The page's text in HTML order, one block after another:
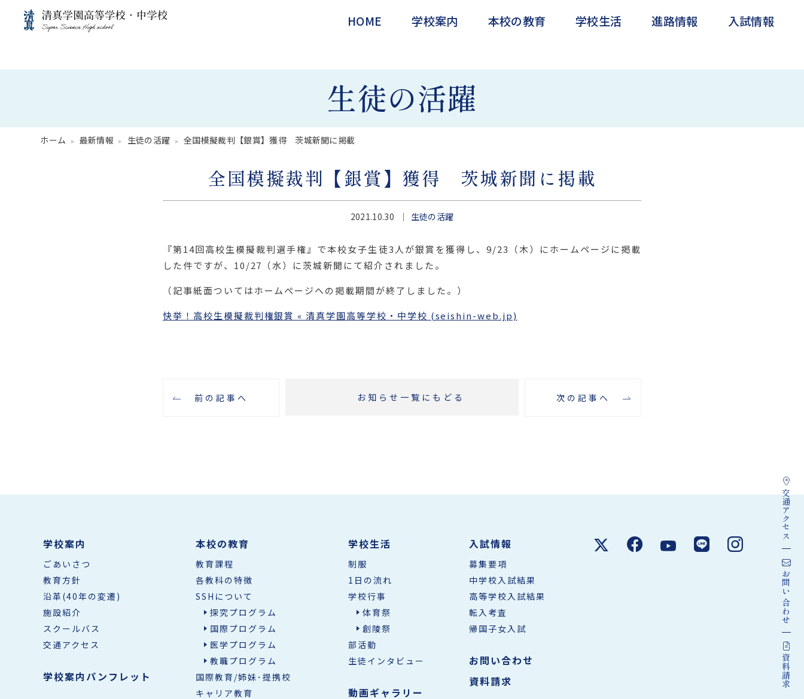
HOME 学校案内
交通アクセス 本校の教育 学校生活
生徒インタビュー 進路情報
卒業生の声 入試情報
帰国子女入試
交通
アクセス
お問い
合わせ
資料請求
生徒の活躍
ホーム 最新情報 生徒の活躍 全国模擬裁判【銀賞】獲得 茨城新聞に掲載
全国模擬裁判【銀賞】獲得 茨城新聞に掲載
2021.10.30 生徒の活躍
『第14回高校生模擬裁判選手権』で本校女子生徒3人が銀賞を獲得し、9/23（木）にホームページに掲載
した件ですが、10/27（水）に茨城新聞にて紹介されました。
（記事紙面ついてはホームぺージへの掲載期間が終了しました。）
快挙！高校生模擬裁判権銀賞 « 清真学園高等学校・中学校 (seishin-web.jp)
前の記事へ お知らせ一覧にもどる 次の記事へ
学校案内
ごあいさつ
教育方針
沿革(40年の変遷)
施設紹介
スクールバス
交通アクセス
学校案内パンフレット
本校の教育
教育課程
各教科の特徴
SSHについて
探究プログラム
国際プログラム
医学プログラム
教職プログラム
国際教育/姉妹･提携校
キャリア教育
学校生活
制服
1日の流れ
学校行事
体育祭
創陵祭
部活動
生徒インタビュー
動画ギャラリー
入試情報
募集要項
中学校入試結果
高等学校入試結果
転入考査
帰国子女入試
お問い合わせ
資料請求